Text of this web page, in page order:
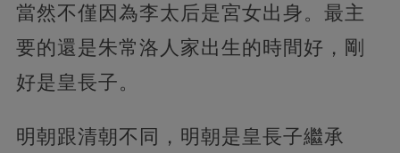
當然不僅因為李太后是宮女出身。最主
要的還是朱常洛人家出生的時間好，剛
好是皇長子。
明朝跟清朝不同，明朝是皇長子繼承